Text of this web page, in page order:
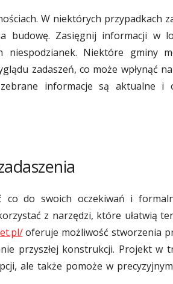
W niektórych przypadkach
budowę. Zasięgnij informacji w
niespodzianek. Niektóre gminy
zadaszeń, co może wpłynąć
informacje są aktualne i
co do swoich oczekiwań i
z narzędzi, które ułatwią
oferuje możliwość stworzenia
przyszłej konstrukcji. Projekt w
ale także pomoże w